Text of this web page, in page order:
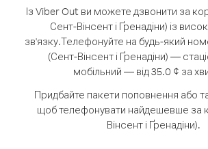
Із Viber Out ви можете дзвонити за
Сент-Вінсент і Ґренадіни) із
зв'язку.Телефонуйте на будь-який
(Сент-Вінсент і Ґренадіни) —
мобільний — від 35.0 ¢ за
Придбайте пакети поповнення або
щоб телефонувати найдешевше за
Вінсент і Ґренадіни).